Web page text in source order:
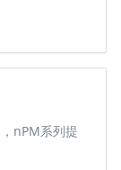
nPM系列提